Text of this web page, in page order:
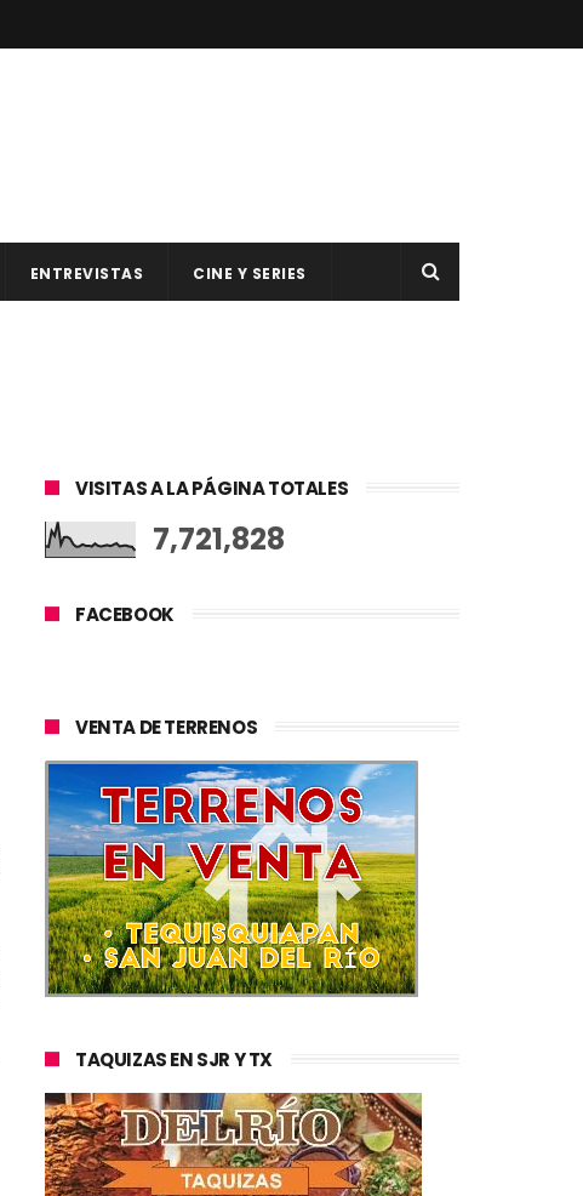
ENTREVISTAS CINE Y SERIES
VISITAS A LA PÁGINA TOTALES
7,721,828
FACEBOOK
VENTA DE TERRENOS
TAQUIZAS EN SJR Y TX